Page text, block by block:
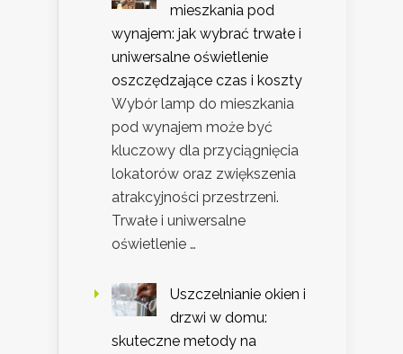
mieszkania pod
wynajem: jak wybrać trwałe i
uniwersalne oświetlenie
oszczędzające czas i koszty
Wybór lamp do mieszkania
pod wynajem może być
kluczowy dla przyciągnięcia
lokatorów oraz zwiększenia
atrakcyjności przestrzeni.
Trwałe i uniwersalne
oświetlenie …
Uszczelnianie okien i
drzwi w domu:
skuteczne metody na